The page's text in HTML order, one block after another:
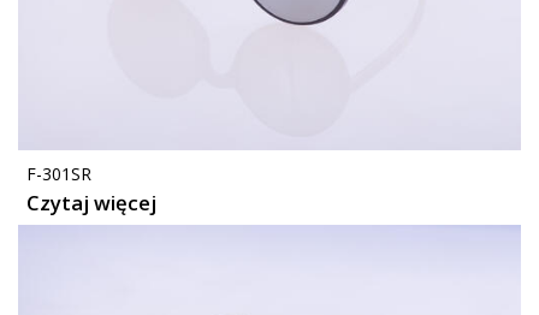
F-301SR
Czytaj więcej